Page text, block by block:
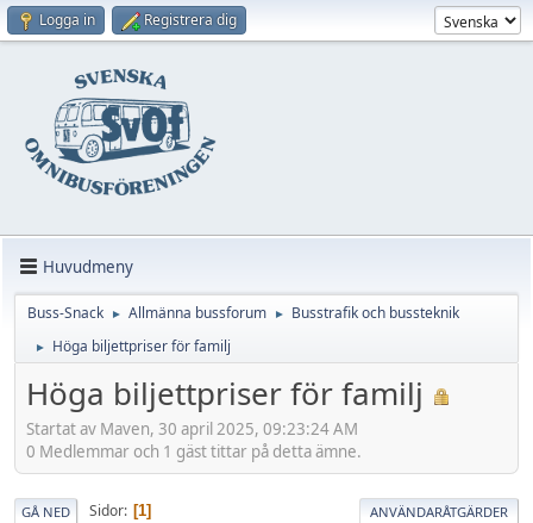
Logga in Registrera dig
Huvudmeny
Buss-Snack ► Allmänna bussforum ► Busstrafik och bussteknik
► Höga biljettpriser för familj
Höga biljettpriser för familj
Startat av Maven, 30 april 2025, 09:23:24 AM
0 Medlemmar och 1 gäst tittar på detta ämne.
GÅ NED Sidor 1 ANVÄNDARÅTGÄRDER